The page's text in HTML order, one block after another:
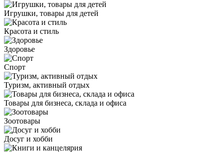
Игрушки, товары для детей
Красота и стиль
Здоровье
Спорт
Туризм, активный отдых
Товары для бизнеса, склада и офиса
Зоотовары
Досуг и хобби